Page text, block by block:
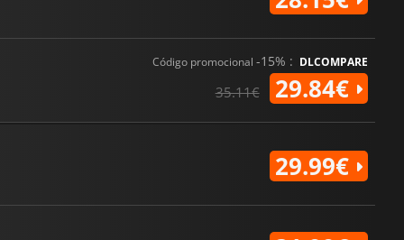
Código promocional -15% : DLCOMPARE
35.11€ 29.84€
29.99€